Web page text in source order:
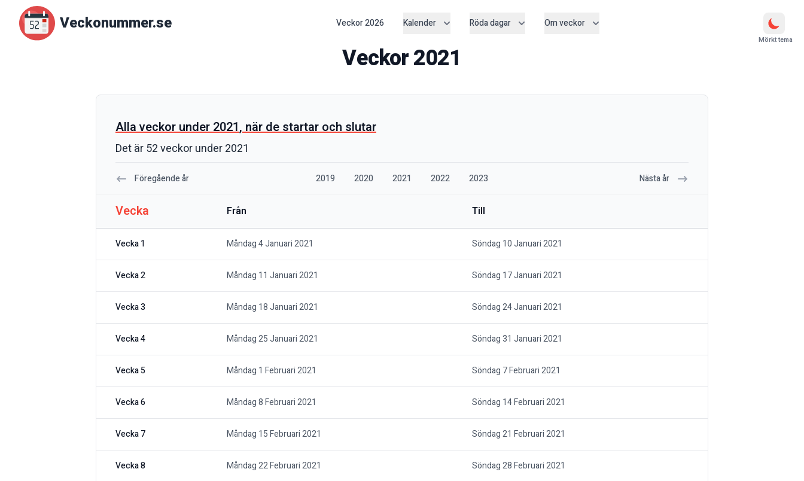
Veckonummer.se Veckor2026 Kalender Röda dagar Om veckor
Mörkt tema
Veckor2021
Alla veckor under2021, när de startar och slutar
Det är52veckor under2021
Föregående år 2019 2020 2021 2022 2023 Nästa år
Vecka Från Till
Vecka 1 Måndag 4 Januari 2021 Söndag 10 Januari 2021
Vecka 2 Måndag 11 Januari 2021 Söndag 17 Januari 2021
Vecka 3 Måndag 18 Januari 2021 Söndag 24 Januari 2021
Vecka 4 Måndag 25 Januari 2021 Söndag 31 Januari 2021
Vecka 5 Måndag 1 Februari 2021 Söndag 7 Februari 2021
Vecka 6 Måndag 8 Februari 2021 Söndag 14 Februari 2021
Vecka 7 Måndag 15 Februari 2021 Söndag 21 Februari 2021
Vecka 8 Måndag 22 Februari 2021 Söndag 28 Februari 2021